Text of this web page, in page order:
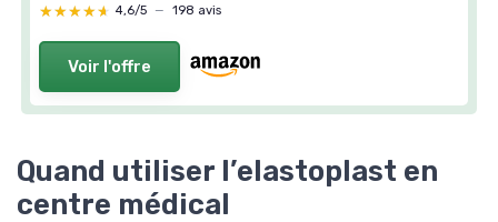
★★★★★
★★★★★ 4,6/5 — 198 avis
Voir l'offre
Quand utiliser l’elastoplast en
centre médical